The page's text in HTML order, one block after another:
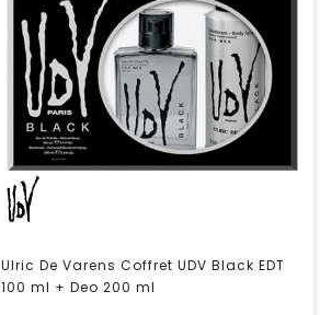
Ulric De Varens Coffret UDV Black EDT
100 ml + Deo 200 ml